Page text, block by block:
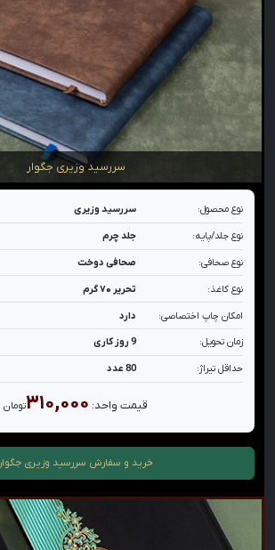
سررسید وزیری جگوار
نوع محصول: سررسید وزیری
نوع جلد/پایه: جلد چرم
نوع صحافی: صحافی دوخت
نوع کاغذ: تحریر ۷۰ گرم
امکان چاپ اختصاصی: دارد
زمان تحویل: 9 روز کاری
حداقل تیراژ: 80 عدد
قیمت واحد: ۳۱۰,۰۰۰تومان
خرید و سفارش سررسید وزیری جگوار